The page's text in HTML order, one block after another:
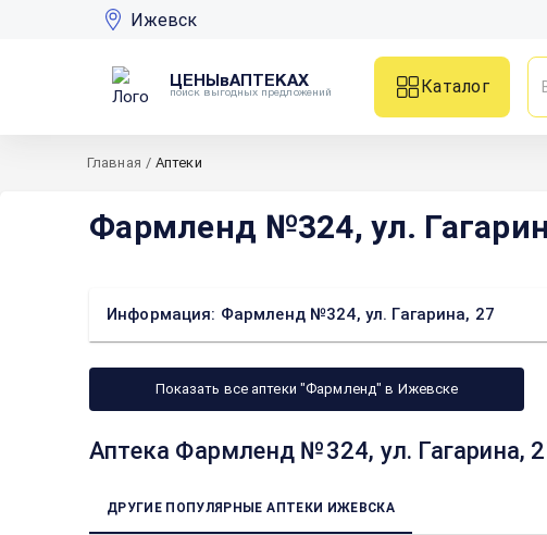
Ижевск
ЦЕНЫвАПТЕКАХ
поиск выгодных предложений
Каталог
Главная / Аптеки
Фармленд №324, ул.
Информация: Фармленд №324, ул. Гагарина, 27
Показать все аптеки "Фармленд" в Ижевске
Аптека Фармленд №324, ул. Гагарина,
ДРУГИЕ ПОПУЛЯРНЫЕ АПТЕКИ ИЖЕВСКА